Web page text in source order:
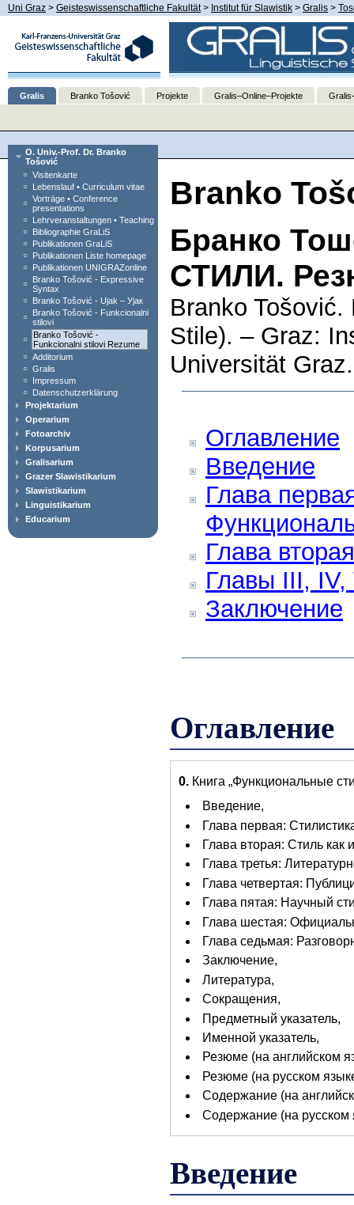
Uni Graz > Geisteswissenschaftliche Fakultät> Institut für Slawistik > Gralis >
Gralis Branko Tošović Projekte Gralis–Online–Projekte
O. Univ.-Prof. Dr. Branko
Tošović
Visitenkarte
Lebenslauf • Curriculum vitae
Vorträge • Conference
presentations
Lehrveranstaltungen • Teaching
Bibliographie GraLiS
Publikationen GraLiS
Publikationen Liste homepage
Publikationen UNIGRAZonline
Branko Tošović - Expressive
Syntax
Branko Tošović - Ujak – Ујак
Branko Tošović - Funkcionalni
stilovi
Branko Tošović -
Funkcionalni stilovi Rezume
Additorium
Gralis
Impressum
Datenschutzerklärung
Projektarium
Operarium
Fotoarchiv
Korpusarium
Gralisarium
Grazer Slawistikarium
Slawistikarium
Linguistikarium
Educarium
Branko
Бранко
СТИЛИ.
Branko
Stile). – Graz:
Universität
Оглавление
Введение
Глава
Глава
Главы III,
Заключение
Оглавление
0. Книга „Функциональные
Введение,
Глава первая:
Глава вторая: Стиль как
Глава третья:
Глава четвертая:
Глава пятая: Научный
Глава шестая:
Глава седьмая:
Заключение,
Литература,
Сокращения,
Предметный указатель,
Именной указатель,
Резюме (на английском
Резюме (на русском
Содержание (на
Содержание (на русском
Введение